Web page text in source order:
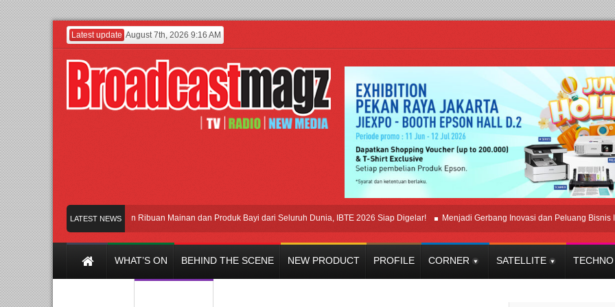
Latest update August 7th, 2026 9:16 AM
LATEST NEWS
Meramaikan Jakarta dengan Ribuan Mainan dan Produk Bayi dari Seluruh Dunia, IBTE 2026 Siap Digelar! Menjadi Gerbang Inovasi dan Peluang Bisnis
WHAT’S ON BEHIND THE SCENE NEW PRODUCT PROFILE CORNER SATELLITE TECHNO